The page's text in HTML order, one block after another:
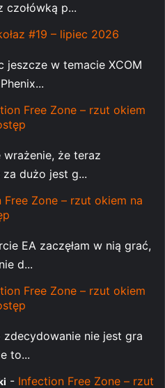
czołówką p...
#19 – lipiec 2026
jeszcze w temacie XCOM
Free Zone – rzut okiem
wrażenie, że teraz
dużo jest g...
Free Zone – rzut okiem na
EA zaczęłam w nią grać,
d...
Free Zone – rzut okiem
zdecydowanie nie jest gra
to...
- Infection Free Zone – rzut